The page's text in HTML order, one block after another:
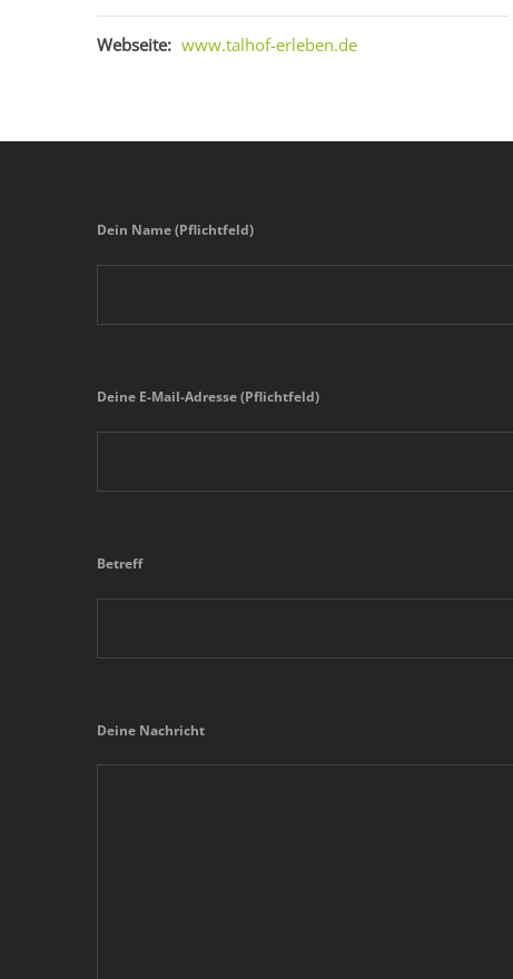
Webseite: www.talhof-erleben.de
Dein Name (Pflichtfeld)
Deine E-Mail-Adresse (Pflichtfeld)
Betreff
Deine Nachricht